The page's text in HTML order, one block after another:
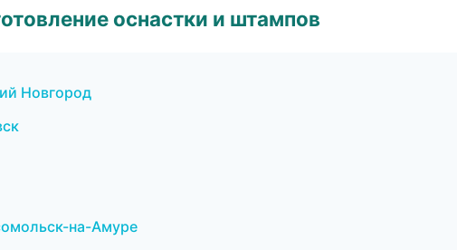
оснастки и штампов
Новгород
на-Амуре